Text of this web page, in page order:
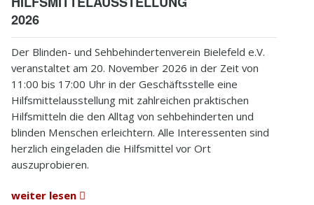
2026
Der Blinden- und Sehbehindertenverein Bielefeld e.V.
veranstaltet am 20. November 2026 in der Zeit von
11:00 bis 17:00 Uhr in der Geschäftsstelle eine
Hilfsmittelausstellung mit zahlreichen praktischen
Hilfsmitteln die den Alltag von sehbehinderten und
blinden Menschen erleichtern. Alle Interessenten sind
herzlich eingeladen die Hilfsmittel vor Ort
auszuprobieren.
weiter lesen